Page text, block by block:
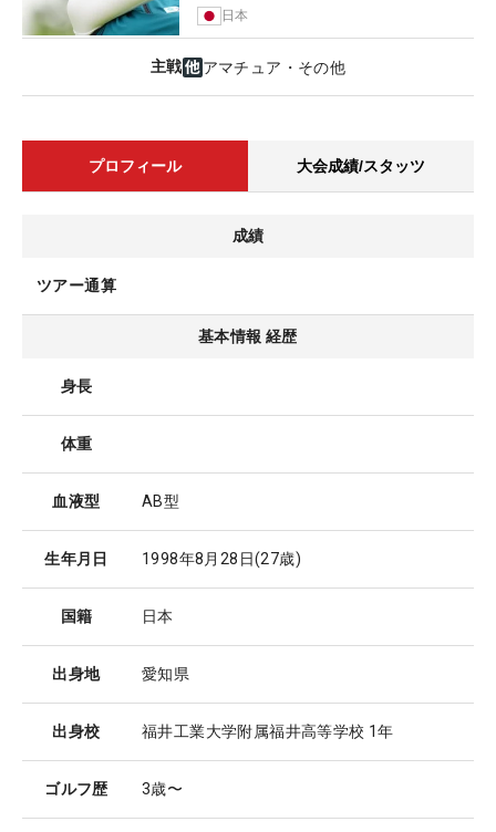
日本
主戦 アマチュア・その他
プロフィール 大会成績/スタッツ
成績
ツアー通算
基本情報 経歴
身長
体重
血液型 AB型
生年月日 1998年8月28日(27歳)
国籍 日本
出身地 愛知県
出身校 福井工業大学附属福井高等学校 1年
ゴルフ歴 3歳〜